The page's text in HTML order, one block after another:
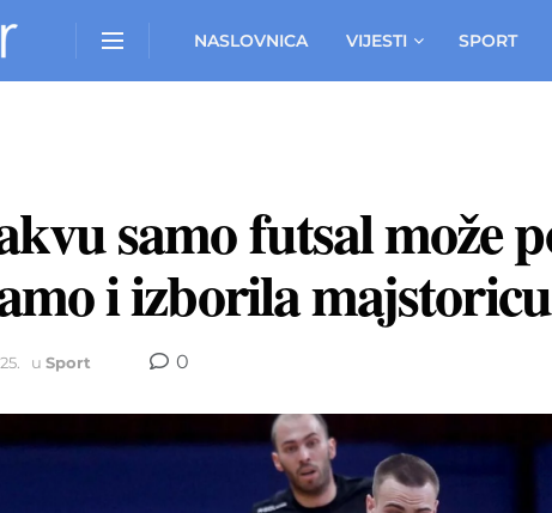
NASLOVNICA VIJESTI SPORT
samo futsal može
i izborila majstoricu
u Sport 0